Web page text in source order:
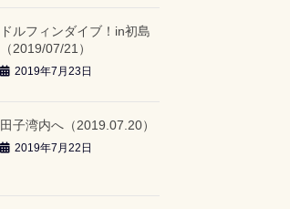
ドルフィンダイブ！in初島
（2019/07/21）
2019年7月23日
田子湾内へ（2019.07.20）
2019年7月22日